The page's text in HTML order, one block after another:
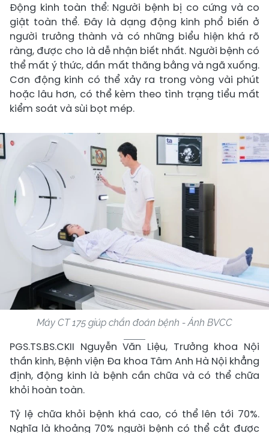
Động kinh toàn thể: Người bệnh bị co cứng và co
giật toàn thể. Đây là dạng động kinh phổ biến ở
người trưởng thành và có những biểu hiện khá rõ
ràng, được cho là dễ nhận biết nhất. Người bệnh có
thể mất ý thức, dần mất thăng bằng và ngã xuống.
Cơn động kinh có thể xảy ra trong vòng vài phút
hoặc lâu hơn, có thể kèm theo tình trạng tiểu mất
kiểm soát và sùi bọt mép.
Máy CT 175 giúp chẩn đoán bệnh - Ảnh BVCC
PGS.TS.BS.CKII Nguyễn Văn Liệu, Trưởng khoa Nội
thần kinh, Bệnh viện Đa khoa Tâm Anh Hà Nội khẳng
định, động kinh là bệnh cần chữa và có thể chữa
khỏi hoàn toàn.
Tỷ lệ chữa khỏi bệnh khá cao, có thể lên tới 70%.
Nghĩa là khoảng 70% người bệnh có thể cắt được